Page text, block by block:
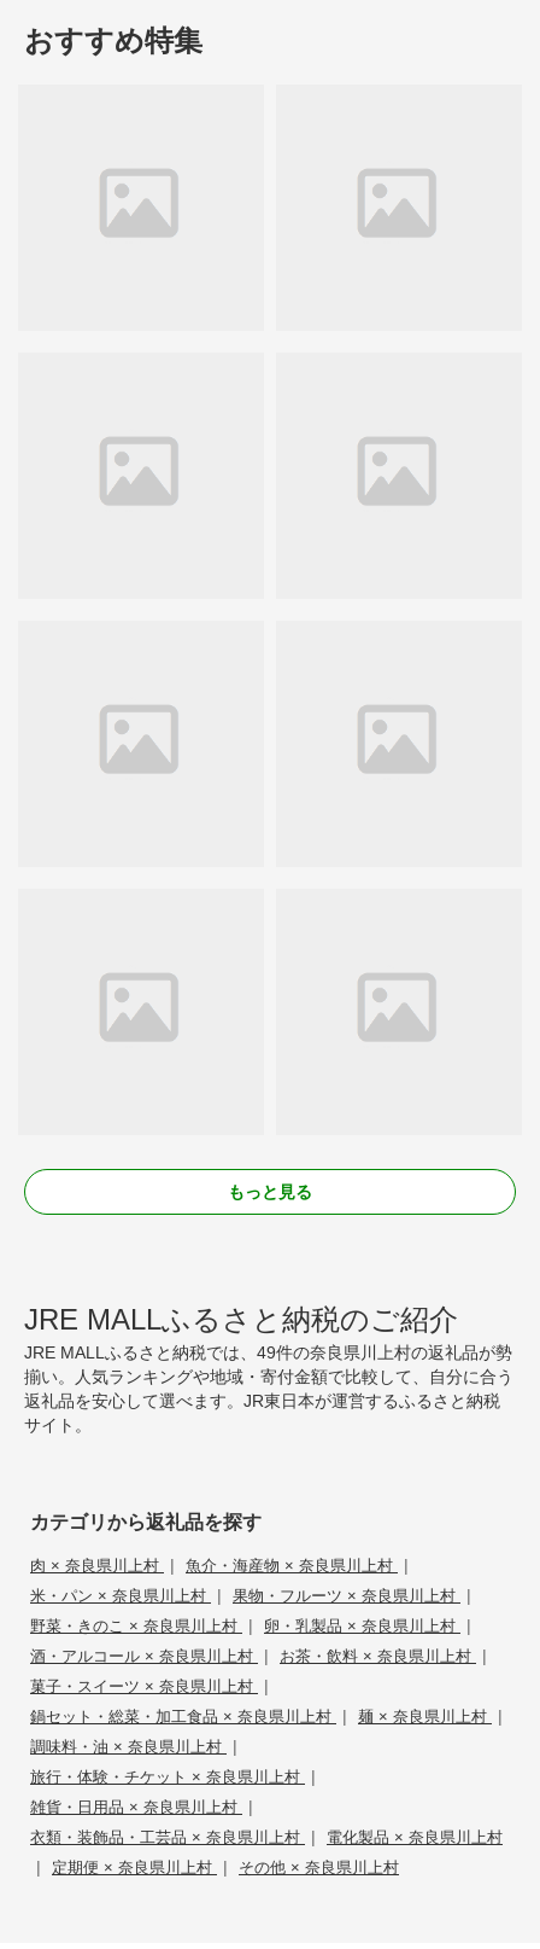
おすすめ特集
もっと見る
JRE MALLふるさと納税のご紹介
JRE MALLふるさと納税では、49件の奈良県川上村の返礼品が勢
揃い。人気ランキングや地域・寄付金額で比較して、自分に合う
返礼品を安心して選べます。JR東日本が運営するふるさと納税
サイト。
カテゴリから返礼品を探す
肉 × 奈良県川上村 | 魚介・海産物 × 奈良県川上村 |
米・パン × 奈良県川上村 | 果物・フルーツ × 奈良県川上村 |
野菜・きのこ × 奈良県川上村 | 卵・乳製品 × 奈良県川上村 |
酒・アルコール × 奈良県川上村 | お茶・飲料 × 奈良県川上村 |
菓子・スイーツ × 奈良県川上村 |
鍋セット・総菜・加工食品 × 奈良県川上村 | 麺 × 奈良県川上村 |
調味料・油 × 奈良県川上村 |
旅行・体験・チケット × 奈良県川上村 |
雑貨・日用品 × 奈良県川上村 |
衣類・装飾品・工芸品 × 奈良県川上村 | 電化製品 × 奈良県川上村
| 定期便 × 奈良県川上村 | その他 × 奈良県川上村